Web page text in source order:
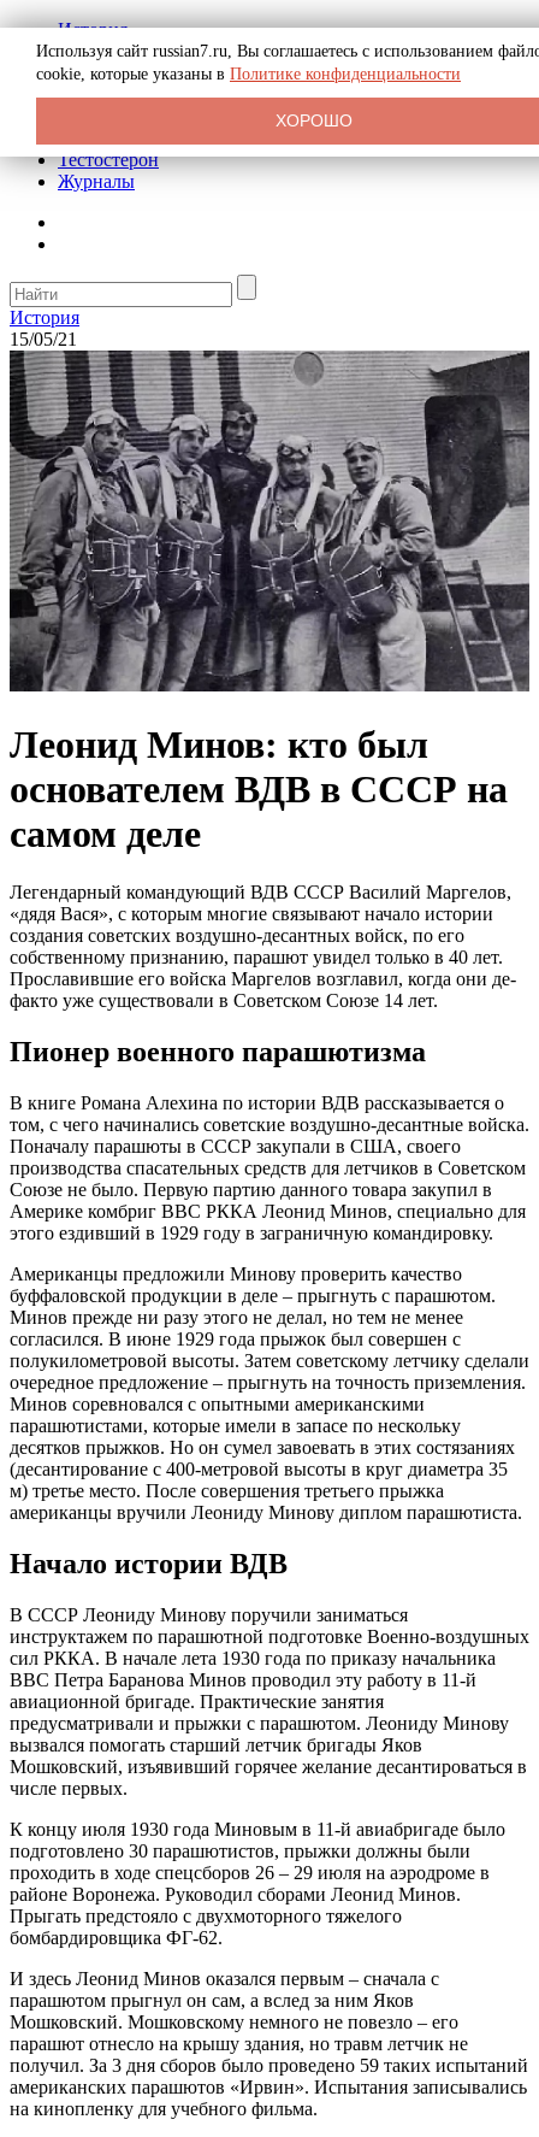
История
Биография
Криминал
Реклама на сайте
Тестостерон
Журналы
История
15/05/21
Леонид Минов: кто был
основателем ВДВ в СССР на
самом деле
Легендарный командующий ВДВ СССР Василий Маргелов,
«дядя Вася», с которым многие связывают начало истории
создания советских воздушно-десантных войск, по его
собственному признанию, парашют увидел только в 40 лет.
Прославившие его войска Маргелов возглавил, когда они де-
факто уже существовали в Советском Союзе 14 лет.
Пионер военного парашютизма
В книге Романа Алехина по истории ВДВ рассказывается о
том, с чего начинались советские воздушно-десантные войска.
Поначалу парашюты в СССР закупали в США, своего
производства спасательных средств для летчиков в Советском
Союзе не было. Первую партию данного товара закупил в
Америке комбриг ВВС РККА Леонид Минов, специально для
этого ездивший в 1929 году в заграничную командировку.
Американцы предложили Минову проверить качество
буффаловской продукции в деле – прыгнуть с парашютом.
Минов прежде ни разу этого не делал, но тем не менее
согласился. В июне 1929 года прыжок был совершен с
полукилометровой высоты. Затем советскому летчику сделали
очередное предложение – прыгнуть на точность приземления.
Минов соревновался с опытными американскими
парашютистами, которые имели в запасе по нескольку
десятков прыжков. Но он сумел завоевать в этих состязаниях
(десантирование с 400-метровой высоты в круг диаметра 35
м) третье место. После совершения третьего прыжка
американцы вручили Леониду Минову диплом парашютиста.
Начало истории ВДВ
В СССР Леониду Минову поручили заниматься
инструктажем по парашютной подготовке Военно-воздушных
сил РККА. В начале лета 1930 года по приказу начальника
ВВС Петра Баранова Минов проводил эту работу в 11-й
авиационной бригаде. Практические занятия
предусматривали и прыжки с парашютом. Леониду Минову
вызвался помогать старший летчик бригады Яков
Мошковский, изъявивший горячее желание десантироваться в
числе первых.
К концу июля 1930 года Миновым в 11-й авиабригаде было
подготовлено 30 парашютистов, прыжки должны были
проходить в ходе спецсборов 26 – 29 июля на аэродроме в
районе Воронежа. Руководил сборами Леонид Минов.
Прыгать предстояло с двухмоторного тяжелого
бомбардировщика ФГ-62.
И здесь Леонид Минов оказался первым – сначала с
парашютом прыгнул он сам, а вслед за ним Яков
Мошковский. Мошковскому немного не повезло – его
парашют отнесло на крышу здания, но травм летчик не
получил. За 3 дня сборов было проведено 59 таких испытаний
американских парашютов «Ирвин». Испытания записывались
на кинопленку для учебного фильма.
Используя сайт russian7.ru, Вы соглашаетесь с использованием
cookie, которые указаны в Политике конфиденциальности
ХОРОШО